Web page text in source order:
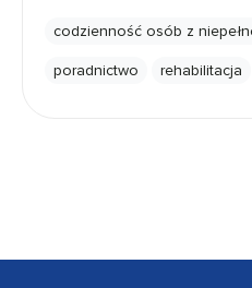
codzienność osób z
poradnictwo rehabilitacja